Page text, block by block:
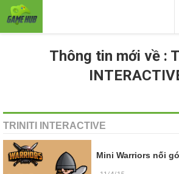
Thông tin mới về :
TRINITI INTERACTIVE
Mini Warriors nối